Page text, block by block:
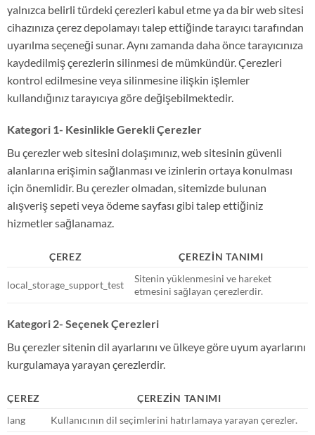
yalnızca belirli türdeki çerezleri kabul etme ya da bir web sitesi
cihazınıza çerez depolamayı talep ettiğinde tarayıcı tarafından
uyarılma seçeneği sunar. Aynı zamanda daha önce tarayıcınıza
kaydedilmiş çerezlerin silinmesi de mümkündür. Çerezleri
kontrol edilmesine veya silinmesine ilişkin işlemler
kullandığınız tarayıcıya göre değişebilmektedir.
Kategori 1- Kesinlikle Gerekli Çerezler
Bu çerezler web sitesini dolaşımınız, web sitesinin güvenli
alanlarına erişimin sağlanması ve izinlerin ortaya konulması
için önemlidir. Bu çerezler olmadan, sitemizde bulunan
alışveriş sepeti veya ödeme sayfası gibi talep ettiğiniz
hizmetler sağlanamaz.
ÇEREZ ÇEREZİN TANIMI
local_storage_support_test
Sitenin yüklenmesini ve hareket
etmesini sağlayan çerezlerdir.
Kategori 2- Seçenek Çerezleri
Bu çerezler sitenin dil ayarlarını ve ülkeye göre uyum ayarlarını
kurgulamaya yarayan çerezlerdir.
ÇEREZ
ÇEREZİN TANIMI
lang
Kullanıcının dil seçimlerini hatırlamaya yarayan çerezler.